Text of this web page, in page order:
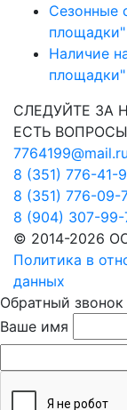
Сезонные
площадки"
Наличие
площадки"
СЛЕДУЙТЕ ЗА
ЕСТЬ
7764199@mail.ru
8 (351) 776-41-
8 (351) 776-09-
8 (904) 307-99-
© 2014-2026
Политика в
данных
Обратный звонок
Ваше имя